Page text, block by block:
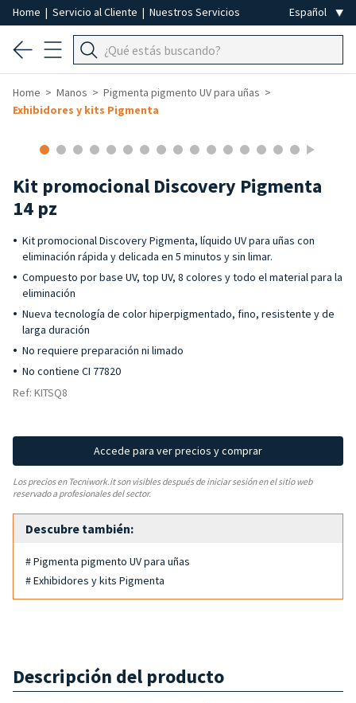
Home | Servicio al Cliente | Nuestros Servicios
Home Manos
Pigmenta pigmento UV para uñas
Exhibidores y kits Pigmenta
-25%
Kit promocional Discovery Pigmenta
14 pz
Kit promocional Discovery Pigmenta, líquido UV para uñas con
eliminación rápida y delicada en 5 minutos y sin limar.
Compuesto por base UV, top UV, 8 colores y todo el material para la
eliminación
Nueva tecnología de color hiperpigmentado, fino, resistente y de
larga duración
No requiere preparación ni limado
No contiene CI 77820
Ref: KITSQ8
Accede para ver precios y comprar
Los precios en Tecniwork.it son visibles después de iniciar sesión en el sitio web
reservado a profesionales del sector.
Descubre también:
# Pigmenta pigmento UV para uñas
# Exhibidores y kits Pigmenta
Descripción del producto